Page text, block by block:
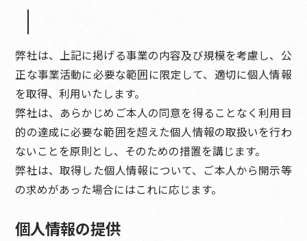
弊社は、上記に掲げる事業の内容及び規模を考慮し、公
正な事業活動に必要な範囲に限定して、適切に個人情報
を取得、利用いたします。
弊社は、あらかじめご本人の同意を得ることなく利用目
的の達成に必要な範囲を超えた個人情報の取扱いを行わ
ないことを原則とし、そのための措置を講じます。
弊社は、取得した個人情報について、ご本人から開示等
の求めがあった場合にはこれに応じます。
個人情報の提供